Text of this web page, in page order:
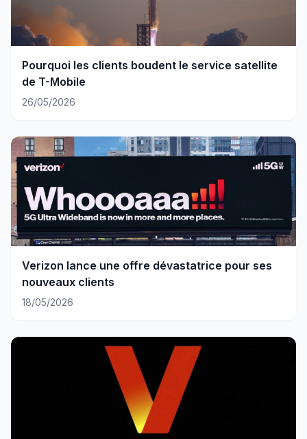
Pourquoi les clients boudent le service satellite
de T-Mobile
26/05/2026
Verizon lance une offre dévastatrice pour ses
nouveaux clients
18/05/2026